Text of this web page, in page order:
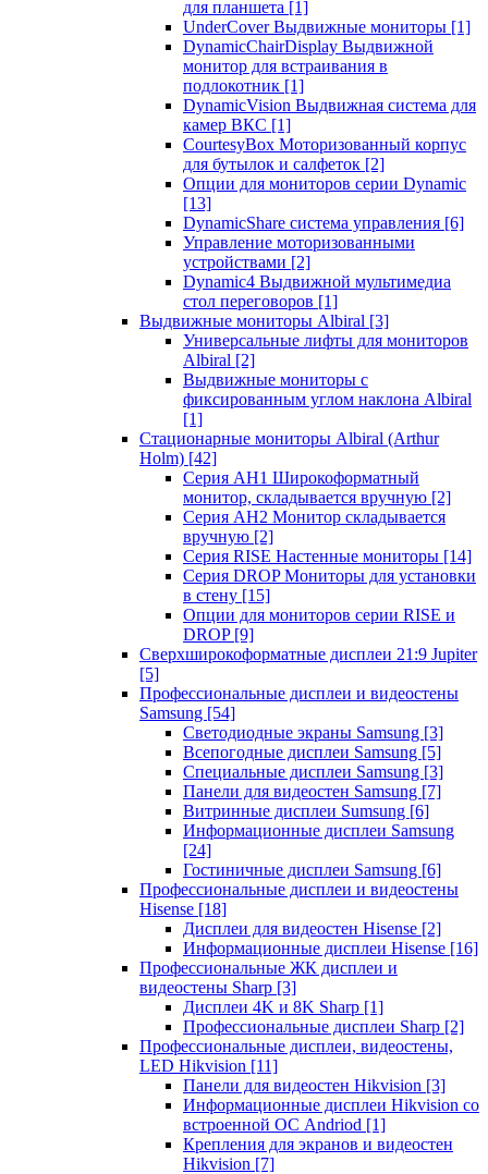
для планшета [1]
UnderCover Выдвижные мониторы [1]
DynamicChairDisplay Выдвижной
монитор для встраивания в
подлокотник [1]
DynamicVision Выдвижная система для
камер ВКС [1]
CourtesyBox Моторизованный корпус
для бутылок и салфеток [2]
Опции для мониторов серии Dynamic
[13]
DynamicShare система управления [6]
Управление моторизованными
устройствами [2]
Dynamic4 Выдвижной мультимедиа
стол переговоров [1]
Выдвижные мониторы Albiral [3]
Универсальные лифты для мониторов
Albiral [2]
Выдвижные мониторы с
фиксированным углом наклона Albiral
[1]
Стационарные мониторы Albiral (Arthur
Holm) [42]
Серия AH1 Широкоформатный
монитор, складывается вручную [2]
Серия AH2 Монитор складывается
вручную [2]
Серия RISE Настенные мониторы [14]
Серия DROP Мониторы для установки
в стену [15]
Опции для мониторов серии RISE и
DROP [9]
Сверхширокоформатные дисплеи 21:9 Jupiter
[5]
Профессиональные дисплеи и видеостены
Samsung [54]
Светодиодные экраны Samsung [3]
Всепогодные дисплеи Samsung [5]
Специальные дисплеи Samsung [3]
Панели для видеостен Samsung [7]
Витринные дисплеи Sumsung [6]
Информационные дисплеи Samsung
[24]
Гостиничные дисплеи Samsung [6]
Профессиональные дисплеи и видеостены
Hisense [18]
Дисплеи для видеостен Hisense [2]
Информационные дисплеи Hisense [16]
Профессиональные ЖК дисплеи и
видеостены Sharp [3]
Дисплеи 4K и 8K Sharp [1]
Профессиональные дисплеи Sharp [2]
Профессиональные дисплеи, видеостены,
LED Hikvision [11]
Панели для видеостен Hikvision [3]
Информационные дисплеи Hikvision со
встроенной ОС Andriod [1]
Крепления для экранов и видеостен
Hikvision [7]